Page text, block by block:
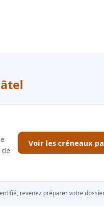
de
Voir les créneaux
revenez préparer votre